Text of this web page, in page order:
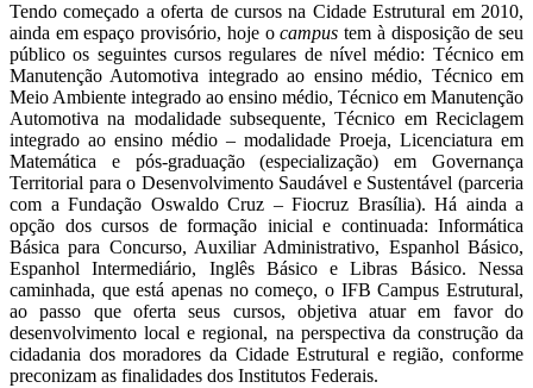
Tendo começado a oferta de cursos na Cidade Estrutural em 2010,
ainda em espaço provisório, hoje ocampus tem à disposição de seu
público os seguintes cursos regulares de nível médio: Técnico em
Manutenção Automotiva integrado ao ensino médio, Técnico em
Meio Ambiente integrado ao ensino médio, Técnico em Manutenção
Automotiva na modalidade subsequente, Técnico em Reciclagem
integrado ao ensino médio – modalidade Proeja, Licenciatura em
Matemática e pós-graduação (especialização) em Governança
Territorial para o Desenvolvimento Saudável e Sustentável (parceria
com a Fundação Oswaldo Cruz – Fiocruz Brasília). Há ainda a
opção dos cursos de formação inicial e continuada: Informática
Básica para Concurso, Auxiliar Administrativo, Espanhol Básico,
Espanhol Intermediário, Inglês Básico e Libras Básico. Nessa
caminhada, que está apenas no começo, o IFB Campus Estrutural,
ao passo que oferta seus cursos, objetiva atuar em favor do
desenvolvimento local e regional, na perspectiva da construção da
cidadania dos moradores da Cidade Estrutural e região, conforme
preconizam as finalidades dos Institutos Federais.